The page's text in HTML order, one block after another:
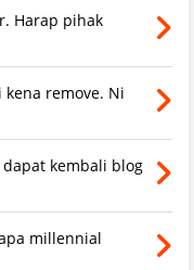
Harap pihak
kena remove. Ni
kembali blog
millennial